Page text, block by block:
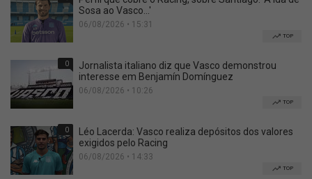
Sosa ao Vasco...'
06/08/2026 • 15:31
TOP
0
Jornalista italiano diz que Vasco demonstrou
interesse em Benjamín Domínguez
06/08/2026 • 10:26
TOP
0
Léo Lacerda: Vasco realiza depósitos dos valores
exigidos pelo Racing
06/08/2026 • 14:33
TOP